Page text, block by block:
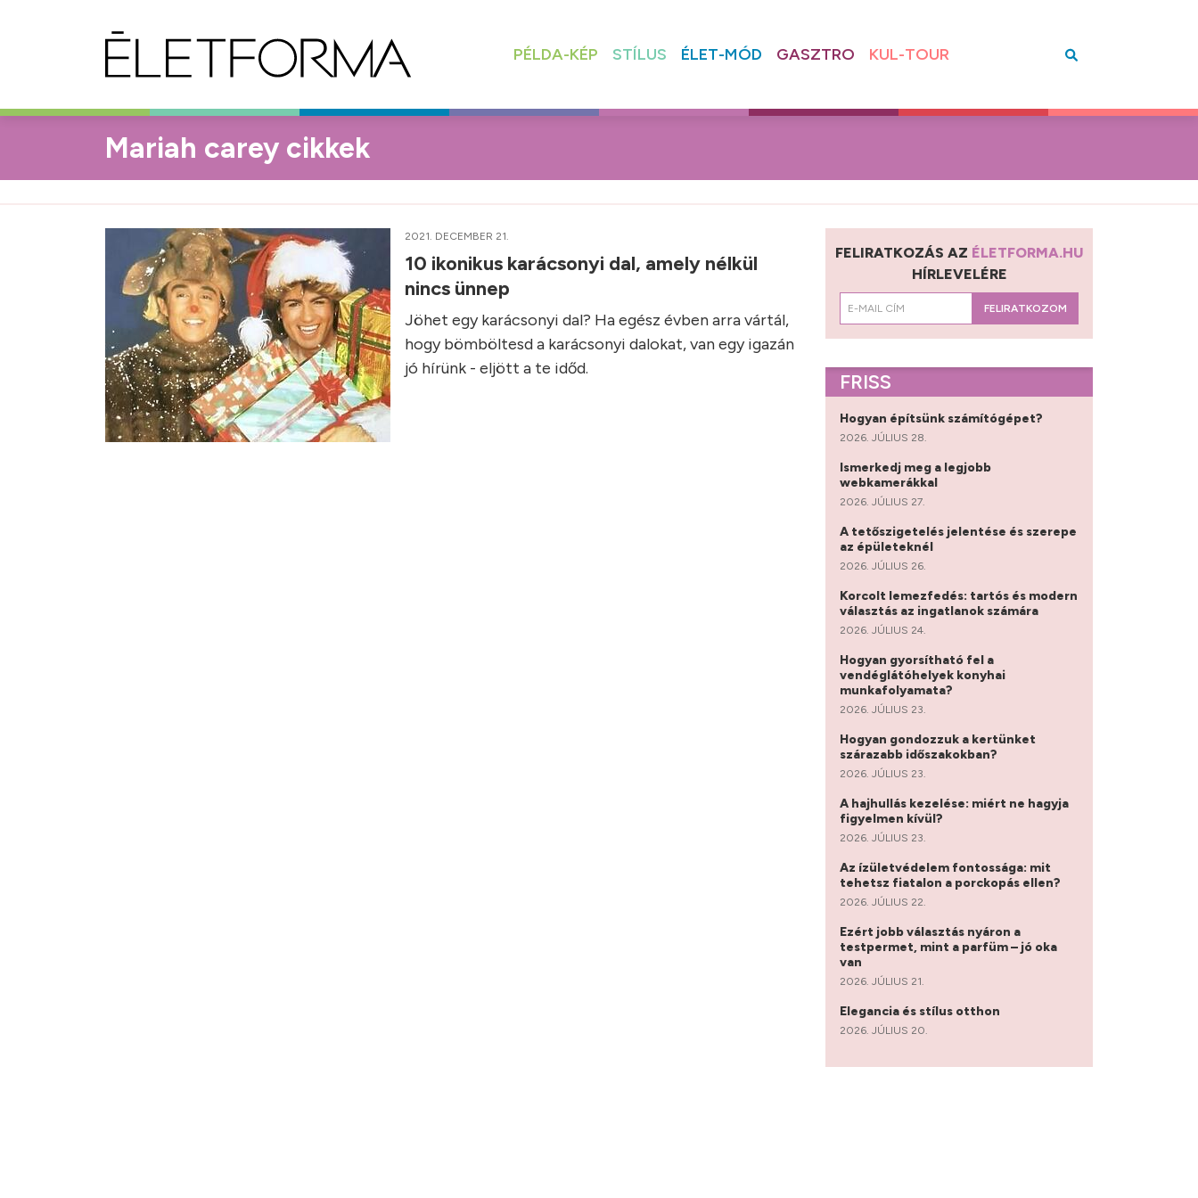
PÉLDA-KÉP STÍLUS ÉLET-MÓD GASZTRO KUL-TOUR
Mariah carey cikkek
2021. DECEMBER 21.
10 ikonikus karácsonyi dal, amely nélkül
nincs ünnep
Jöhet egy karácsonyi dal? Ha egész évben arra vártál,
hogy bömböltesd a karácsonyi dalokat, van egy igazán
jó hírünk - eljött a te időd.
FELIRATKOZÁS AZ ÉLETFORMA.HU
HÍRLEVELÉRE
FELIRATKOZOM
FRISS
Hogyan építsünk számítógépet?
2026. JÚLIUS 28.
Ismerkedj meg a legjobb
webkamerákkal
2026. JÚLIUS 27.
A tetőszigetelés jelentése és szerepe
az épületeknél
2026. JÚLIUS 26.
Korcolt lemezfedés: tartós és modern
választás az ingatlanok számára
2026. JÚLIUS 24.
Hogyan gyorsítható fel a
vendéglátóhelyek konyhai
munkafolyamata?
2026. JÚLIUS 23.
Hogyan gondozzuk a kertünket
szárazabb időszakokban?
2026. JÚLIUS 23.
A hajhullás kezelése: miért ne hagyja
figyelmen kívül?
2026. JÚLIUS 23.
Az ízületvédelem fontossága: mit
tehetsz fiatalon a porckopás ellen?
2026. JÚLIUS 22.
Ezért jobb választás nyáron a
testpermet, mint a parfüm – jó oka
van
2026. JÚLIUS 21.
Elegancia és stílus otthon
2026. JÚLIUS 20.